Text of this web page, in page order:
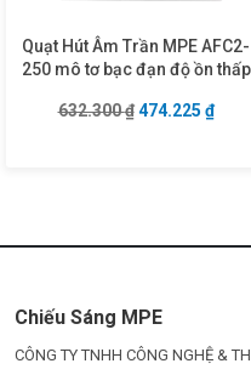
Quạt Hút Âm Trần MPE AFC2-
250 mô tơ bạc đạn độ ồn thấp
632.300₫ Giá gốc là:
474.225 ₫Giá
Chiếu Sáng MPE
CÔNG TY TNHH CÔNG NGHỆ &